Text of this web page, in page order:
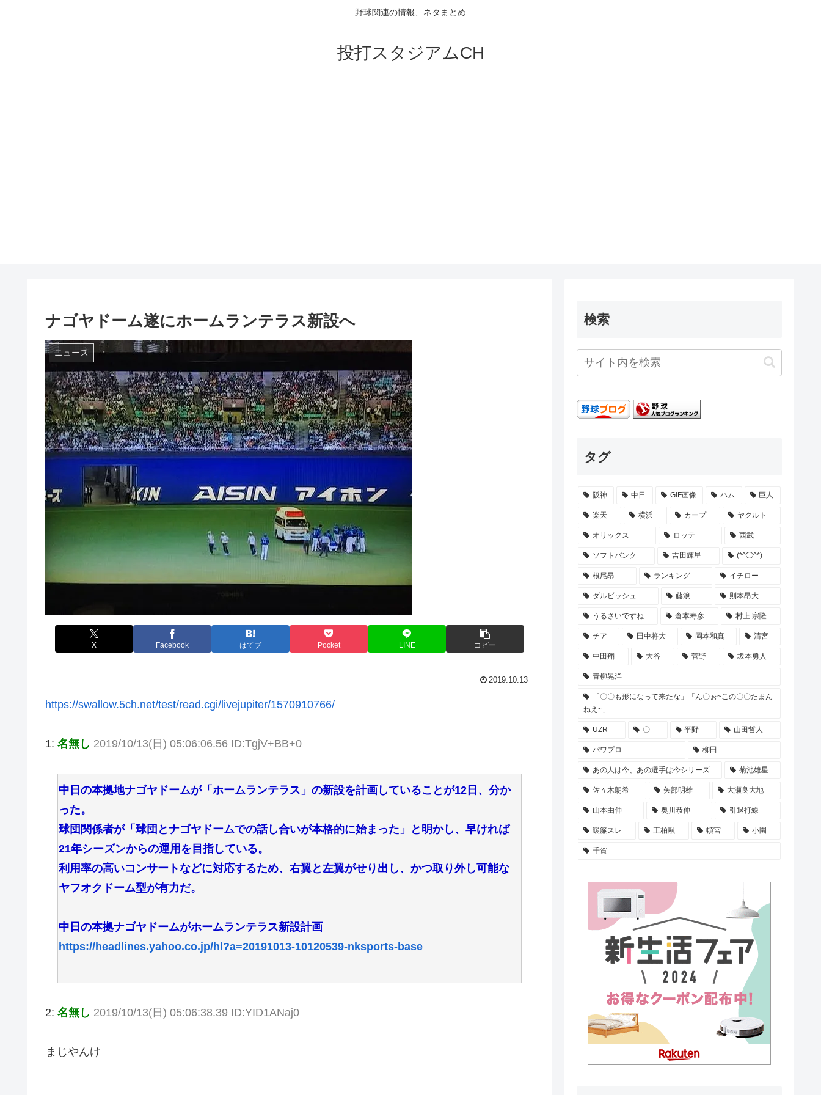
野球関連の情報、ネタまとめ
投打スタジアムCH
ナゴヤドーム遂にホームランテラス新設へ
ニュース
X Facebook はてブ Pocket LINE コピー
2019.10.13
https://swallow.5ch.net/test/read.cgi/livejupiter/1570910766/
1: 名無し 2019/10/13(日) 05:06:06.56 ID:TgjV+BB+0
中日の本拠地ナゴヤドームが「ホームランテラス」の新設を計画していることが12日、分か
った。
球団関係者が「球団とナゴヤドームでの話し合いが本格的に始まった」と明かし、早ければ
21年シーズンからの運用を目指している。
利用率の高いコンサートなどに対応するため、右翼と左翼がせり出し、かつ取り外し可能な
ヤフオクドーム型が有力だ。
中日の本拠ナゴヤドームがホームランテラス新設計画
https://headlines.yahoo.co.jp/hl?a=20191013-10120539-nksports-base
2: 名無し 2019/10/13(日) 05:06:38.39 ID:YID1ANaj0
まじやんけ
検索
タグ
阪神 中日 GIF画像 ハム 巨人
楽天 横浜 カープ ヤクルト
オリックス ロッテ 西武
ソフトバンク 吉田輝星 (*^◯^*)
根尾昂 ランキング イチロー
ダルビッシュ 藤浪 則本昂大
うるさいですね 倉本寿彦 村上 宗隆
チア 田中将大 岡本和真 清宮
中田翔 大谷 菅野 坂本勇人
青柳晃洋
「〇〇も形になって来たな」「ん〇ぉ~この〇〇たまん
ねえ~」
UZR 〇 平野 山田哲人
パワプロ 柳田
あの人は今、あの選手は今シリーズ 菊池雄星
佐々木朗希 矢部明雄 大瀬良大地
山本由伸 奥川恭伸 引退打線
暖簾スレ 王柏融 頓宮 小園
千賀